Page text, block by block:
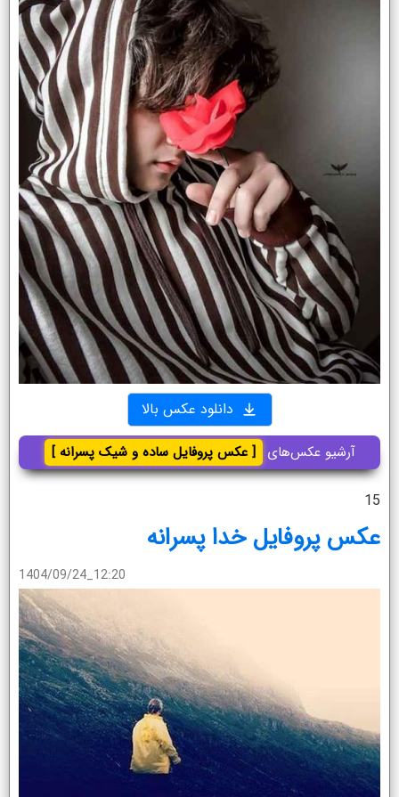
دانلود عکس بالا
آرشیو عکس‌های [ عکس پروفایل ساده و شیک پسرانه ]
15
عکس پروفایل خدا پسرانه
1404/09/24_12:20